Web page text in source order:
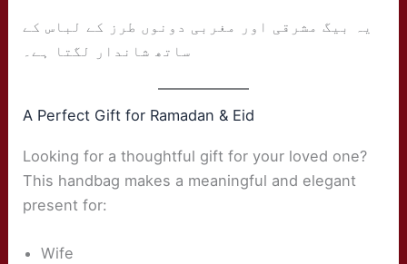
یہ بیگ مشرقی اور مغربی دونوں طرز کے لباس کے
ساتھ شاندار لگتا ہے۔
A Perfect Gift for Ramadan & Eid
Looking for a thoughtful gift for your loved one?
This handbag makes a meaningful and elegant
present for:
Wife